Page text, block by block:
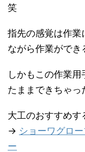
笑
指先の感覚は作業
ながら作業がで
しかもこの作業
たままできちゃ
大工のおすすめす
→ ショーワグロ
ー